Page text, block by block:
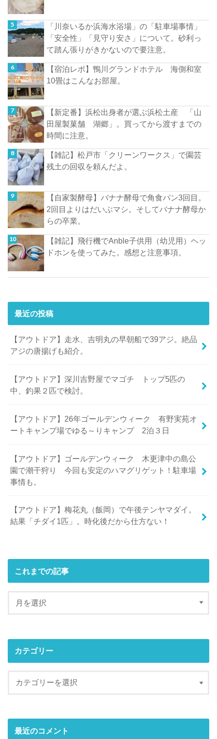
「川奈いるか浜海水浴場」の「駐車場事情」
「安全性」「見守り安さ」について。砂利っ
て踏ん張りがきかないので要注意。
【宿泊レポ】鴨川グランドホテル 海側和室
10畳はこんなお部屋。
【新定番】浜松出身者が選ぶ浜松土産 「山
田屋製菓舗 湖郷」。買ってから渡すまでの
時間に注意。
【雑記】松戸市「クリーンワークス」で園芸
残土の回収を頼んだよ。
【自家製酵母】バナナ酵母で角食パン3回目。
2回目よりはだいぶマシ。そしてバナナ酵母か
らの卒業。
【雑記】飛行機でAnble子供用（幼児用）ヘッ
ドホンを使ってみた。感想と注意事項。
最近の投稿
【アウトドア】走水、吉明丸の早朝船で39アジ。絶品
アジの唐揚げも紹介。
【アウトドア】深川吉野屋でマゴチ トップ5匹の
中、釣果２匹で検討。
【アウトドア】26年ゴールデンウィーク 有野実苑オ
ートキャンプ場でゆる～りキャンプ 2泊３日
【アウトドア】ゴールデンウィーク 木更津中の島公
園で潮干狩り 今回も安定のハマグリゲット！駐車場
事情も。
【アウトドア】梅花丸（飯岡）で午後テンヤマダイ。
結果「チダイ1匹」。時化後だから仕方ない！
これまでの記事
カテゴリー
最近のコメント